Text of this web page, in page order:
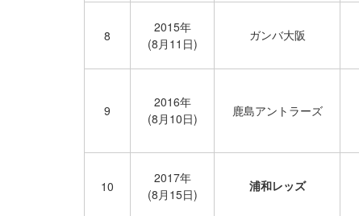
8
2015年
(8月11日)
ガンバ大阪
9
2016年
(8月10日)
鹿島アントラーズ
10
2017年
(8月15日)
浦和レッズ